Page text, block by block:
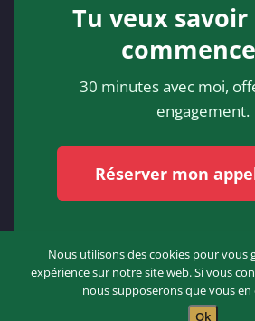
Tu veux
30 minutes avec moi,
engagement.
Réserver mon
| Theme:
Nous utilisons des cookies pour vous
expérience sur notre site web. Si vous
nous supposerons que vous en
Ok